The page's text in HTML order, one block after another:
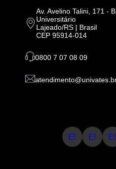
Av. Avelino Talini, 171 -
Universitário
Lajeado/RS | Brasil
CEP 95914-014
0800 7 07 08 09
E! E! E!